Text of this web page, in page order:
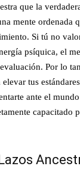
que la
mente ordenada
Si tú no
psíquica, el
Por lo
tus
ante el
capacitado